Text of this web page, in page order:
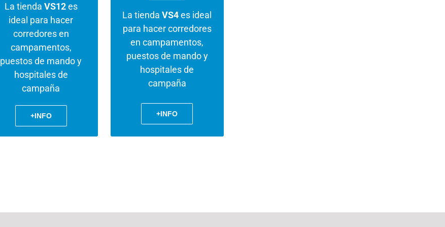
La tienda VS12es
ideal para hacer
corredores en
campamentos,
puestos de mando y
hospitales de
campaña
+INFO
La tienda VS4es ideal
para hacer corredores
en campamentos,
puestos de mando y
hospitales de
campaña
+INFO